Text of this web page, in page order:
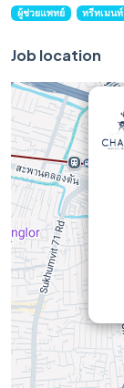
ผู้ช่วยแพทย์ ทรีทเมนท์
Job location